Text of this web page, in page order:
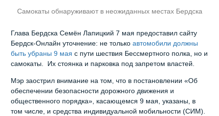
Самокаты обнаруживают в неожиданных местах Бердска
Глава Бердска Семён Лапицкий 7 мая предоставил сайту
Бердск-Онлайн уточнение: не только автомобили должны
быть убраны 9 мая с пути шествия Бессмертного полка, но и
самокаты. Их стоянка и парковка под запретом властей.
Мэр заострил внимание на том, что в постановлении «Об
обеспечении безопасности дорожного движения и
общественного порядка», касающемся 9 мая, указаны, в
том числе, и средства индивидуальной мобильности (СИМ).